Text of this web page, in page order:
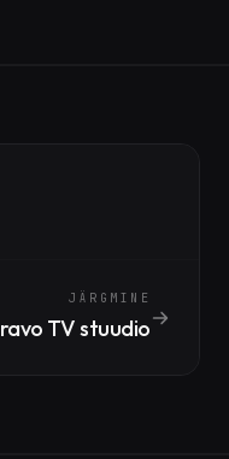
JÄRGMINE
TV stuudio